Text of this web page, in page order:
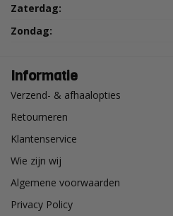
Zaterdag:
Zondag:
Informatie
Verzend- & afhaalopties
Retourneren
Klantenservice
Wie zijn wij
Algemene voorwaarden
Privacy Policy